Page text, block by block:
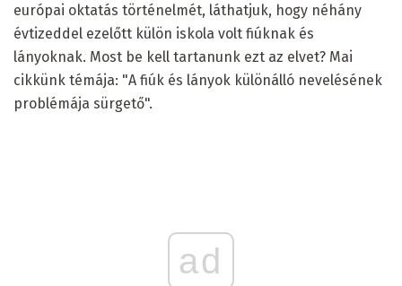
európai oktatás történelmét, láthatjuk, hogy néhány
évtizeddel ezelőtt külön iskola volt fiúknak és
lányoknak. Most be kell tartanunk ezt az elvet? Mai
cikkünk témája: "A fiúk és lányok különálló nevelésének
problémája sürgető".
ad